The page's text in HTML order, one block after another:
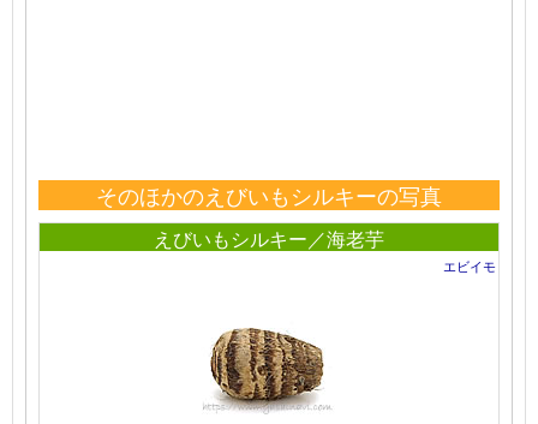
そのほかのえびいもシルキーの写真
えびいもシルキー／海老芋
エビイモ